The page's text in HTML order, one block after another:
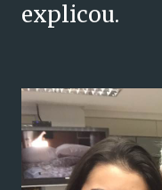
explicou.